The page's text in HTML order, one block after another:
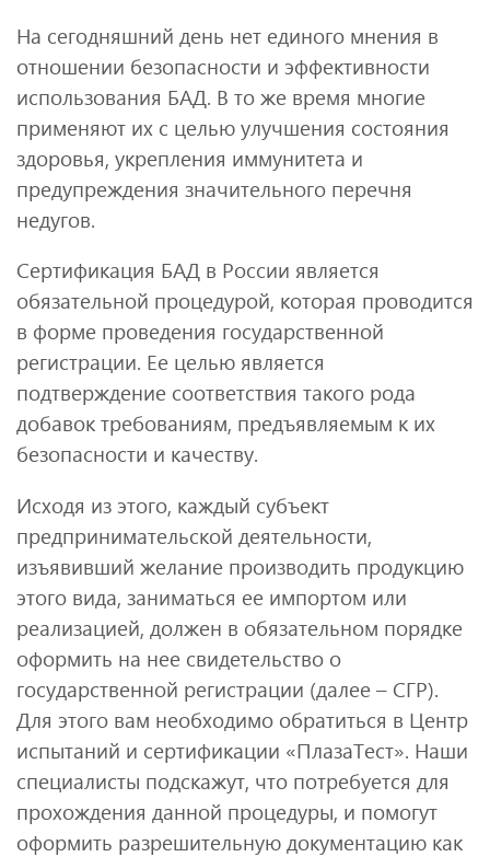
На сегодняшний день нет единого мнения в
отношении безопасности и эффективности
использования БАД. В то же время многие
применяют их с целью улучшения состояния
здоровья, укрепления иммунитета и
предупреждения значительного перечня
недугов.
Сертификация БАД в России является
обязательной процедурой, которая проводится
в форме проведения государственной
регистрации. Ее целью является
подтверждение соответствия такого рода
добавок требованиям, предъявляемым к их
безопасности и качеству.
Исходя из этого, каждый субъект
предпринимательской деятельности,
изъявивший желание производить продукцию
этого вида, заниматься ее импортом или
реализацией, должен в обязательном порядке
оформить на нее свидетельство о
государственной регистрации (далее – СГР).
Для этого вам необходимо обратиться в Центр
испытаний и сертификации «ПлазаТест». Наши
специалисты подскажут, что потребуется для
прохождения данной процедуры, и помогут
оформить разрешительную документацию как